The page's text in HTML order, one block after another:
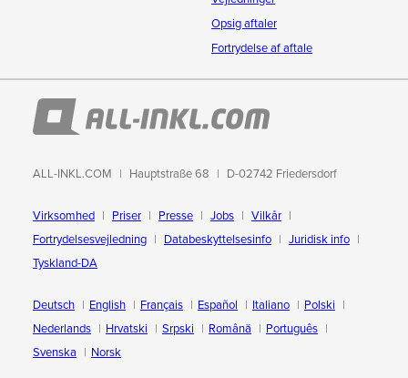
Opsig aftaler
Fortrydelse af aftale
ALL-INKL.COM Hauptstraße 68 D-02742 Friedersdorf
Virksomhed Priser Presse Jobs
Vilkår
Fortrydelsesvejledning
Databeskyttelsesinfo
Juridisk info
Tyskland-DA
Deutsch English Français Español Italiano
Polski
Nederlands
Hrvatski Srpski Română
Português
Svenska
Norsk